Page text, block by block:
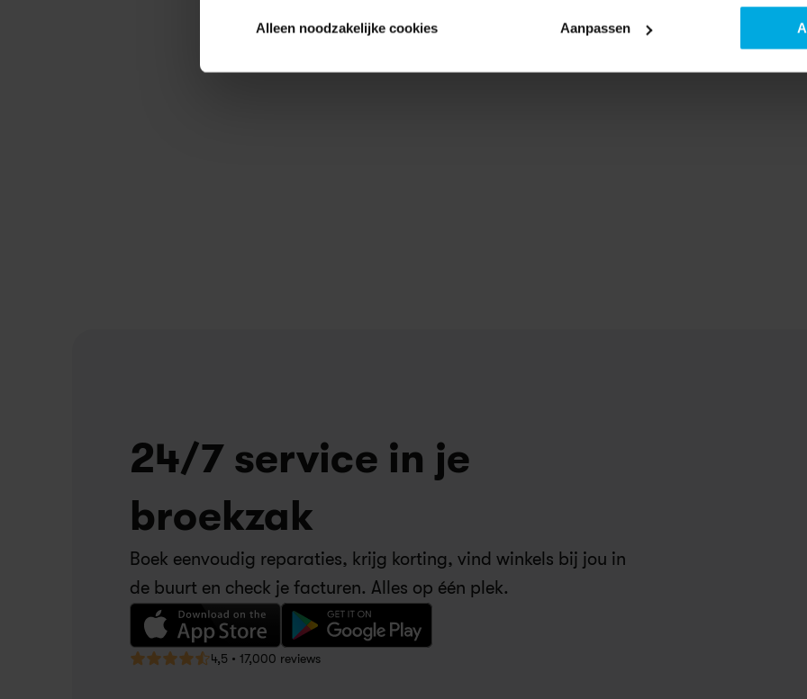
Alleen noodzakelijke cookies Aanpassen
24/7 service in je
broekzak
Boek eenvoudig reparaties, krijg korting, vind winkels bij jou in
de buurt en check je facturen. Alles op één plek.
4,5 • 17,000 reviews